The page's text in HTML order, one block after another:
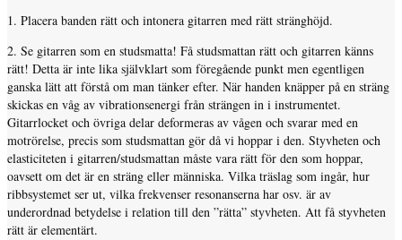
1. Placera banden rätt och intonera gitarren med rätt stränghöjd.
2. Se gitarren som en studsmatta! Få studsmattan rätt och gitarren känns
rätt! Detta är inte lika självklart som föregående punkt men egentligen
ganska lätt att förstå om man tänker efter. När handen knäpper på en sträng
skickas en våg av vibrationsenergi från strängen in i instrumentet.
Gitarrlocket och övriga delar deformeras av vågen och svarar med en
motrörelse, precis som studsmattan gör då vi hoppar i den. Styvheten och
elasticiteten i gitarren/studsmattan måste vara rätt för den som hoppar,
oavsett om det är en sträng eller människa. Vilka träslag som ingår, hur
ribbsystemet ser ut, vilka frekvenser resonanserna har osv. är av
underordnad betydelse i relation till den ”rätta” styvheten. Att få styvheten
rätt är elementärt.